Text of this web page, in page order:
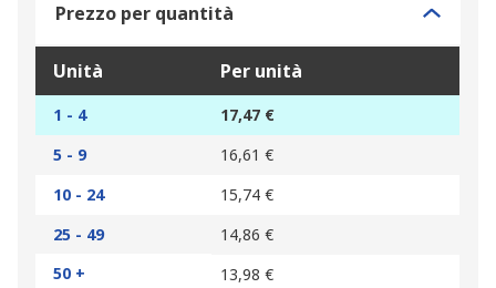
Prezzo per quantità
Unità Per unità
1 - 4
17,47 €
5 - 9
16,61 €
10 - 24
15,74 €
25 - 49
14,86 €
50 +
13,98 €